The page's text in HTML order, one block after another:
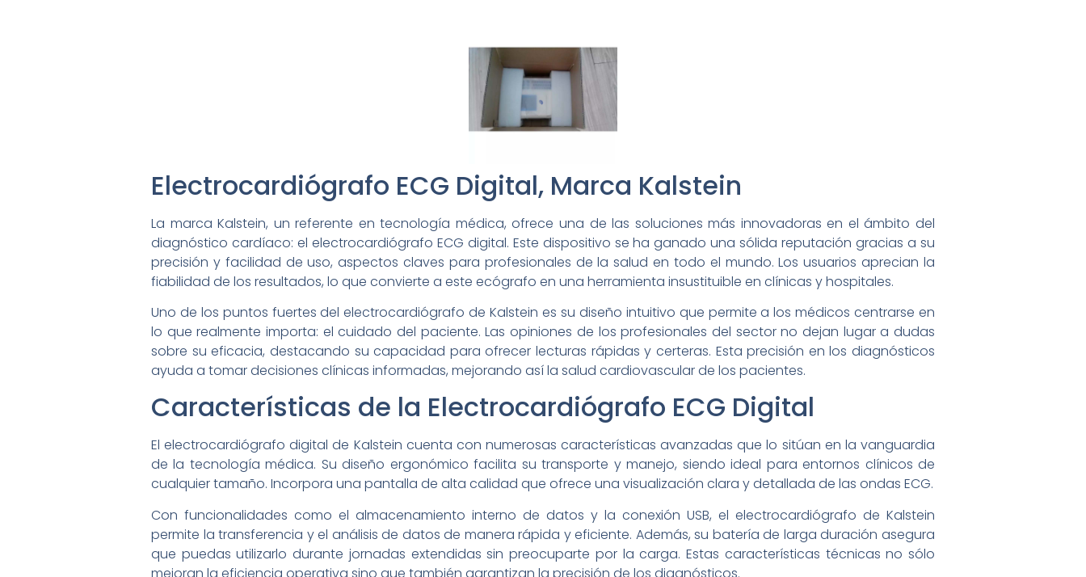
Electrocardiógrafo ECG Digital, Marca Kalstein
La marca Kalstein, un referente en tecnología médica, ofrece una de las soluciones más innovadoras en el ámbito del
diagnóstico cardíaco: el electrocardiógrafo ECG digital. Este dispositivo se ha ganado una sólida reputación gracias a su
precisión y facilidad de uso, aspectos claves para profesionales de la salud en todo el mundo. Los usuarios aprecian la
fiabilidad de los resultados, lo que convierte a este ecógrafo en una herramienta insustituible en clínicas y hospitales.
Uno de los puntos fuertes del electrocardiógrafo de Kalstein es su diseño intuitivo que permite a los médicos centrarse en
lo que realmente importa: el cuidado del paciente. Las opiniones de los profesionales del sector no dejan lugar a dudas
sobre su eficacia, destacando su capacidad para ofrecer lecturas rápidas y certeras. Esta precisión en los diagnósticos
ayuda a tomar decisiones clínicas informadas, mejorando así la salud cardiovascular de los pacientes.
Características de la Electrocardiógrafo ECG Digital
El electrocardiógrafo digital de Kalstein cuenta con numerosas características avanzadas que lo sitúan en la vanguardia
de la tecnología médica. Su diseño ergonómico facilita su transporte y manejo, siendo ideal para entornos clínicos de
cualquier tamaño. Incorpora una pantalla de alta calidad que ofrece una visualización clara y detallada de las ondas ECG.
Con funcionalidades como el almacenamiento interno de datos y la conexión USB, el electrocardiógrafo de Kalstein
permite la transferencia y el análisis de datos de manera rápida y eficiente. Además, su batería de larga duración asegura
que puedas utilizarlo durante jornadas extendidas sin preocuparte por la carga. Estas características técnicas no sólo
mejoran la eficiencia operativa sino que también garantizan la precisión de los diagnósticos.